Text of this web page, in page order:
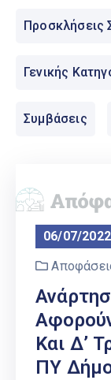
Προσκλήσεις
Γενικής
Συμβάσεις
06/07/2022
Και Δ’
ΠΥ